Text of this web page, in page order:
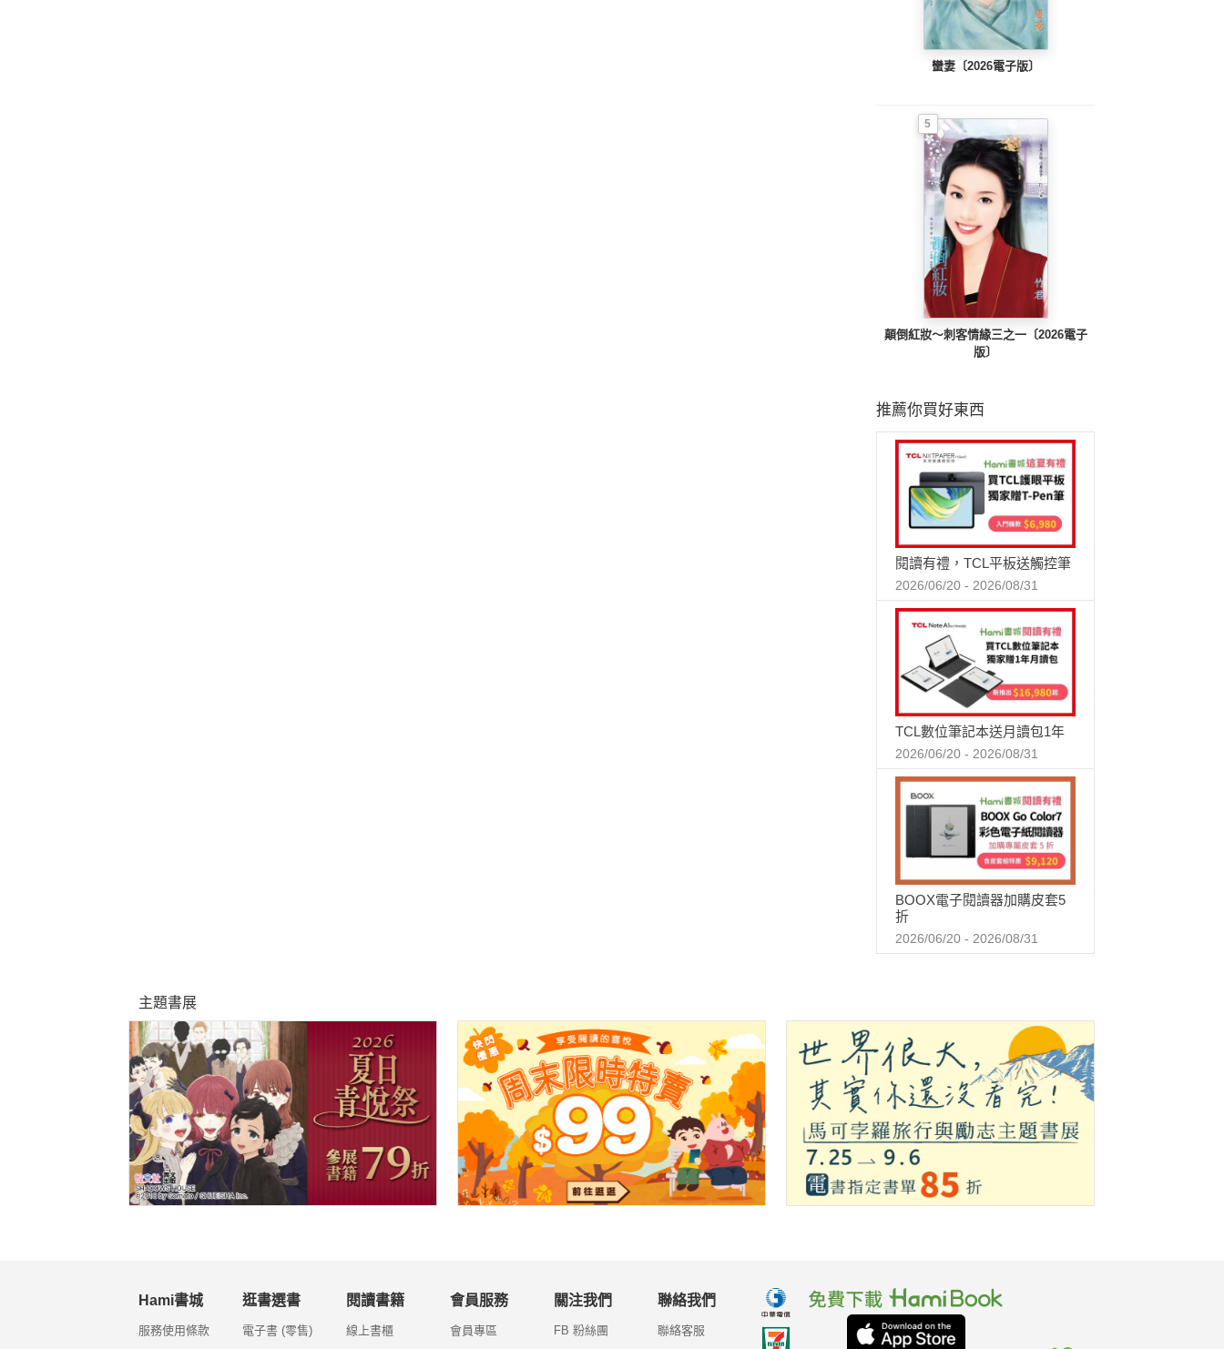
蠻妻〔2026電子版〕
5
顛倒紅妝～刺客情緣三之一〔2026電子
版〕
推薦你買好東西
閱讀有禮，TCL平板送觸控筆
2026/06/20 - 2026/08/31
TCL數位筆記本送月讀包1年
2026/06/20 - 2026/08/31
BOOX電子閱讀器加購皮套5
折
2026/06/20 - 2026/08/31
主題書展
Hami書城
服務使用條款
逛書選書
電子書 (零售)
閱讀書籍
線上書櫃
會員服務
會員專區
關注我們
FB 粉絲團
聯絡我們
聯絡客服